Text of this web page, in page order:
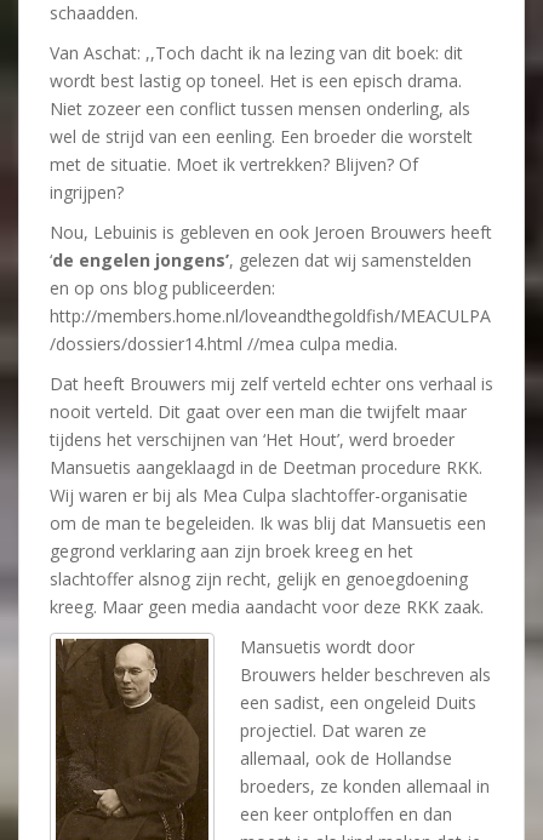
schaadden.
Van Aschat: ,,Toch dacht ik na lezing van dit boek: dit
wordt best lastig op toneel. Het is een episch drama.
Niet zozeer een conflict tussen mensen onderling, als
wel de strijd van een eenling. Een broeder die worstelt
met de situatie. Moet ik vertrekken? Blijven? Of
ingrijpen?
Nou, Lebuinis is gebleven en ook Jeroen Brouwers heeft
‘de engelen jongens’, gelezen dat wij samenstelden
en op ons blog publiceerden:
http://members.home.nl/loveandthegoldfish/MEACULPA
/dossiers/dossier14.html //mea culpa media.
Dat heeft Brouwers mij zelf verteld echter ons verhaal is
nooit verteld. Dit gaat over een man die twijfelt maar
tijdens het verschijnen van ‘Het Hout’, werd broeder
Mansuetis aangeklaagd in de Deetman procedure RKK.
Wij waren er bij als Mea Culpa slachtoffer-organisatie
om de man te begeleiden. Ik was blij dat Mansuetis een
gegrond verklaring aan zijn broek kreeg en het
slachtoffer alsnog zijn recht, gelijk en genoegdoening
kreeg. Maar geen media aandacht voor deze RKK zaak.
Mansuetis wordt door
Brouwers helder beschreven als
een sadist, een ongeleid Duits
projectiel. Dat waren ze
allemaal, ook de Hollandse
broeders, ze konden allemaal in
een keer ontploffen en dan